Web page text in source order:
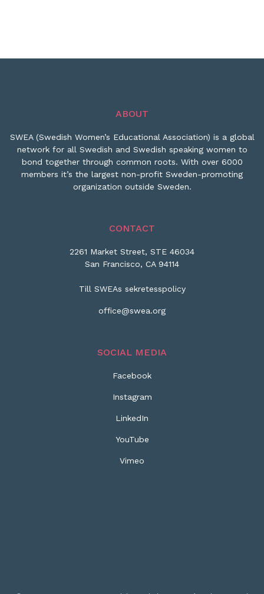
ABOUT
SWEA (Swedish Women’s Educational Association) is a global
network for all Swedish and Swedish speaking women to
bond together through common roots. With over 6000
members it’s the largest non-profit Sweden-promoting
organization outside Sweden.
CONTACT
2261 Market Street, STE 46034
San Francisco, CA 94114
Till SWEAs sekretesspolicy
office@swea.org
SOCIAL MEDIA
Facebook
Instagram
LinkedIn
YouTube
Vimeo